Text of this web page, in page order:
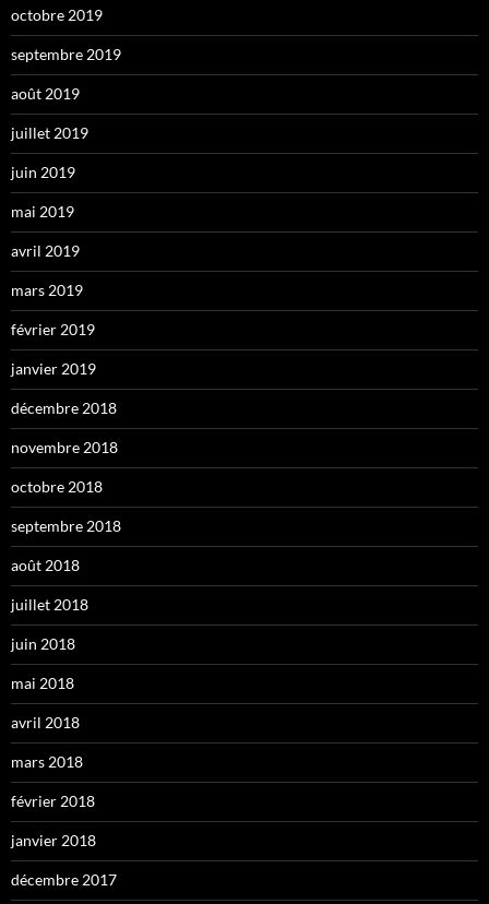
octobre 2019
septembre 2019
août 2019
juillet 2019
juin 2019
mai 2019
avril 2019
mars 2019
février 2019
janvier 2019
décembre 2018
novembre 2018
octobre 2018
septembre 2018
août 2018
juillet 2018
juin 2018
mai 2018
avril 2018
mars 2018
février 2018
janvier 2018
décembre 2017